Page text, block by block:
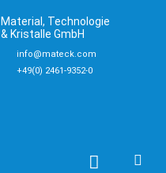
Material, Technologie
& Kristalle GmbH
info@mateck.com
+49(0) 2461-9352-0